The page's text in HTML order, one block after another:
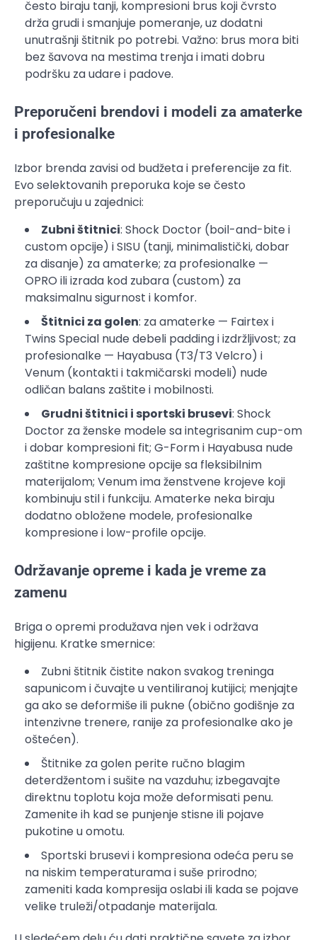
često biraju tanji, kompresioni brus koji čvrsto
drža grudi i smanjuje pomeranje, uz dodatni
unutrašnji štitnik po potrebi. Važno: brus mora biti
bez šavova na mestima trenja i imati dobru
podršku za udare i padove.
Preporučeni brendovi i modeli za amaterke
i profesionalke
Izbor brenda zavisi od budžeta i preferencije za fit.
Evo selektovanih preporuka koje se često
preporučuju u zajednici:
Zubni štitnici: Shock Doctor (boil-and-bite i
custom opcije) i SISU (tanji, minimalistički, dobar
za disanje) za amaterke; za profesionalke —
OPRO ili izrada kod zubara (custom) za
maksimalnu sigurnost i komfor.
Štitnici za golen: za amaterke — Fairtex i
Twins Special nude debeli padding i izdržljivost; za
profesionalke — Hayabusa (T3/T3 Velcro) i
Venum (kontakti i takmičarski modeli) nude
odličan balans zaštite i mobilnosti.
Grudni štitnici i sportski brusevi: Shock
Doctor za ženske modele sa integrisanim cup-om
i dobar kompresioni fit; G-Form i Hayabusa nude
zaštitne kompresione opcije sa fleksibilnim
materijalom; Venum ima ženstvene krojeve koji
kombinuju stil i funkciju. Amaterke neka biraju
dodatno obložene modele, profesionalke
kompresione i low-profile opcije.
Održavanje opreme i kada je vreme za
zamenu
Briga o opremi produžava njen vek i održava
higijenu. Kratke smernice:
Zubni štitnik čistite nakon svakog treninga
sapunicom i čuvajte u ventiliranoj kutijici; menjajte
ga ako se deformiše ili pukne (obično godišnje za
intenzivne trenere, ranije za profesionalke ako je
oštećen).
Štitnike za golen perite ručno blagim
deterdžentom i sušite na vazduhu; izbegavajte
direktnu toplotu koja može deformisati penu.
Zamenite ih kad se punjenje stisne ili pojave
pukotine u omotu.
Sportski brusevi i kompresiona odeća peru se
na niskim temperaturama i suše prirodno;
zameniti kada kompresija oslabi ili kada se pojave
velike truleži/otpadanje materijala.